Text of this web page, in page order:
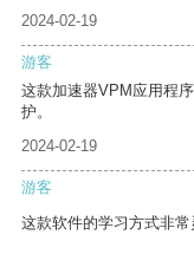
2024-02-19
游客
这款加速器VPM应用程
护。
2024-02-19
游客
这款软件的学习方式非常